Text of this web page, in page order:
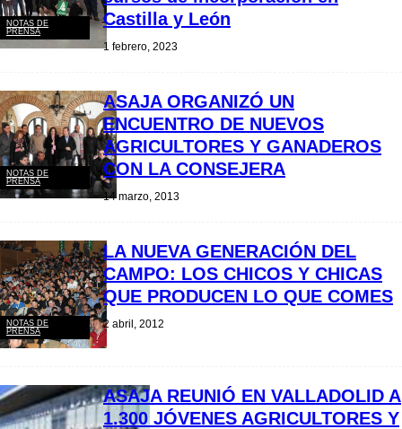
NOTAS DE
PRENSA
Castilla y León
1 febrero, 2023
NOTAS DE
PRENSA
ASAJA ORGANIZÓ UN
ENCUENTRO DE NUEVOS
AGRICULTORES Y GANADEROS
CON LA CONSEJERA
14 marzo, 2013
NOTAS DE
PRENSA
LA NUEVA GENERACIÓN DEL
CAMPO: LOS CHICOS Y CHICAS
QUE PRODUCEN LO QUE COMES
2 abril, 2012
ASAJA REUNIÓ EN VALLADOLID A
1.300 JÓVENES AGRICULTORES Y